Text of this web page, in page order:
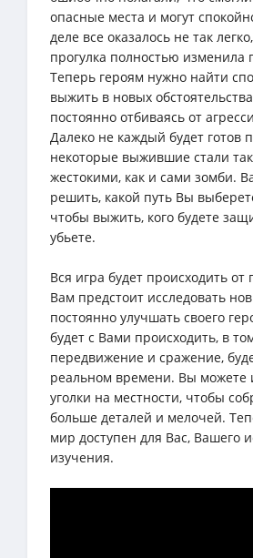
опасные места и могут
деле все оказалось не так
прогулка полностью изменила
Теперь героям нужно найти
выжить в новых
постоянно отбиваясь от
Далеко не каждый будет готов
некоторые выжившие стали
жестокими, как и сами зомби.
решить, какой путь Вы
чтобы выжить, кого будете
убьете.
Вся игра будет происходить от
Вам предстоит исследовать
постоянно улучшать своего
будет с Вами происходить, в
передвижение и сражение,
реальном времени. Вы можете
уголки на местности, чтобы
больше деталей и мелочей.
мир доступен для Вас, Вашего
изучения.